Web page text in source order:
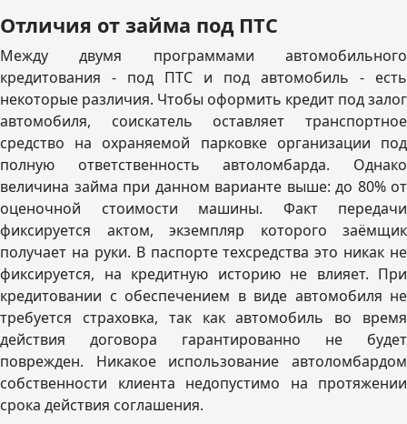
Отличия от займа под ПТС
Между двумя программами автомобильного
кредитования - под ПТС и под автомобиль - есть
некоторые различия. Чтобы оформить кредит под залог
автомобиля, соискатель оставляет транспортное
средство на охраняемой парковке организации под
полную ответственность автоломбарда. Однако
величина займа при данном варианте выше: до 80% от
оценочной стоимости машины. Факт передачи
фиксируется актом, экземпляр которого заёмщик
получает на руки. В паспорте техсредства это никак не
фиксируется, на кредитную историю не влияет. При
кредитовании с обеспечением в виде автомобиля не
требуется страховка, так как автомобиль во время
действия договора гарантированно не будет
поврежден. Никакое использование автоломбардом
собственности клиента недопустимо на протяжении
срока действия соглашения.